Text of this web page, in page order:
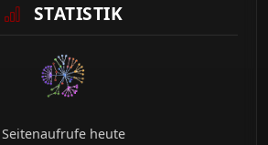
STATISTIK
Seitenaufrufe heute